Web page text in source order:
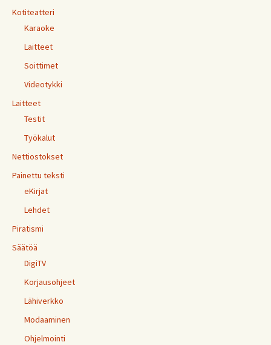
Kotiteatteri
Karaoke
Laitteet
Soittimet
Videotykki
Laitteet
Testit
Työkalut
Nettiostokset
Painettu teksti
eKirjat
Lehdet
Piratismi
Säätöä
DigiTV
Korjausohjeet
Lähiverkko
Modaaminen
Ohjelmointi